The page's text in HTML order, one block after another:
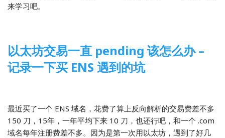
来学习吧。
以太坊交易一直 pending 该怎么办 –
记录一下买 ENS 遇到的坑
最近买了一个 ENS 域名，花费了算上反向解析的交易费差不多
150 刀，15年，一年平均下来 10 刀，也还行吧，和一个 .com
域名每年注册费差不多。因为是第一次用以太坊，遇到了好几